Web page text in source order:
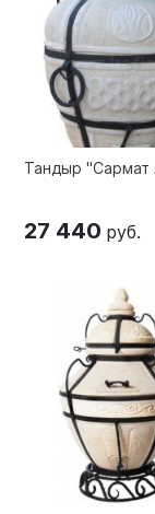
Тандыр "Сармат
27 440 руб.